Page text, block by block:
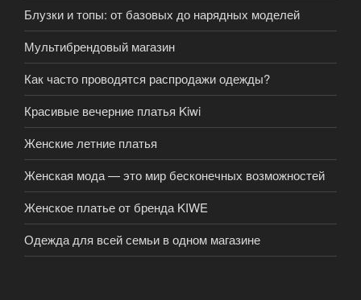
Блузки и топы: от базовых до нарядных моделей
Мультибрендовый магазин
Как часто проводятся распродажи одежды?
Красивые вечерние платья Kiwi
Женские летние платья
Женская мода — это мир бесконечных возможностей
Женское платье от бренда KIWE
Одежда для всей семьи в одном магазине